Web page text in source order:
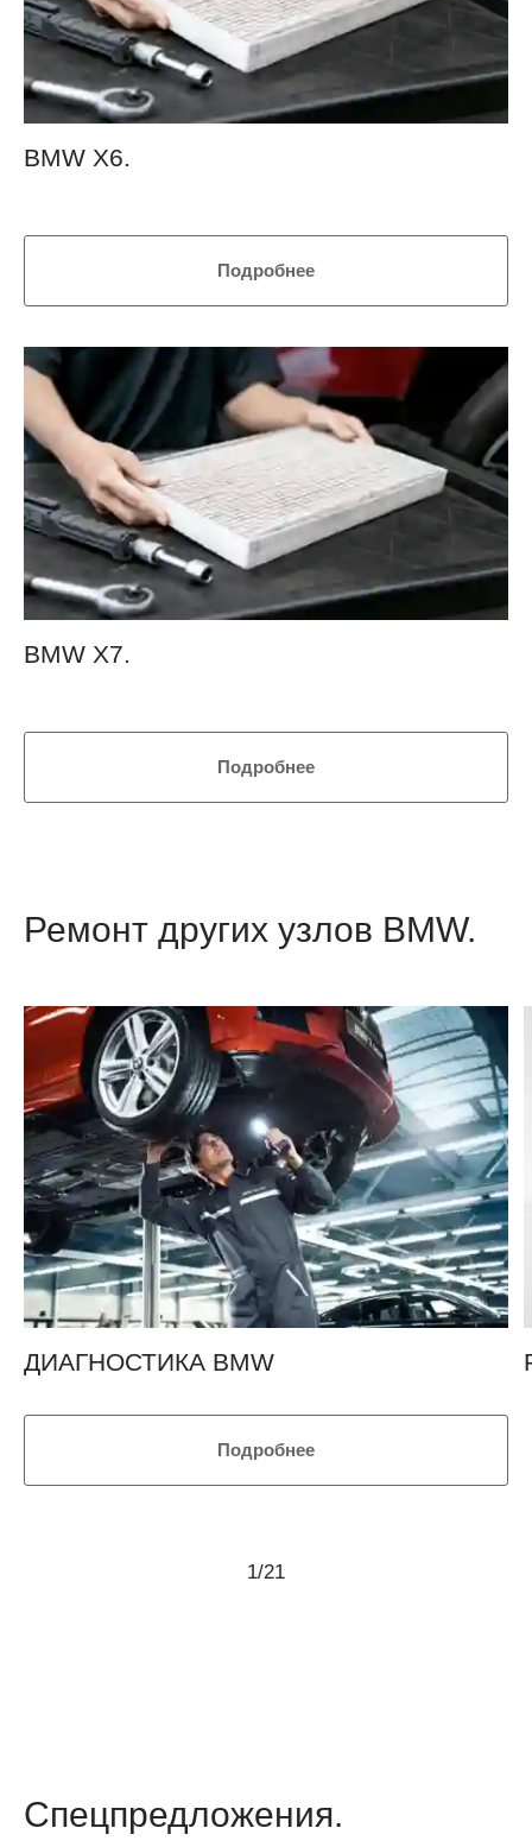
BMW Х6.
Подробнее
BMW Х7.
Подробнее
Ремонт других узлов BMW.
ДИАГНОСТИКА BMW
Подробнее
1/21
Спецпредложения.